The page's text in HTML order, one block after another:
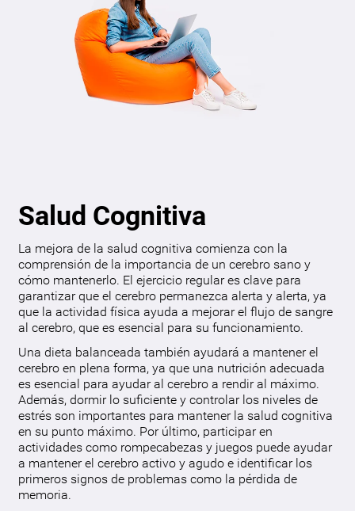
Salud Cognitiva
La mejora de la salud cognitiva comienza con la
comprensión de la importancia de un cerebro sano y
cómo mantenerlo. El ejercicio regular es clave para
garantizar que el cerebro permanezca alerta y alerta, ya
que la actividad física ayuda a mejorar el flujo de sangre
al cerebro, que es esencial para su funcionamiento.
Una dieta balanceada también ayudará a mantener el
cerebro en plena forma, ya que una nutrición adecuada
es esencial para ayudar al cerebro a rendir al máximo.
Además, dormir lo suficiente y controlar los niveles de
estrés son importantes para mantener la salud cognitiva
en su punto máximo. Por último, participar en
actividades como rompecabezas y juegos puede ayudar
a mantener el cerebro activo y agudo e identificar los
primeros signos de problemas como la pérdida de
memoria.